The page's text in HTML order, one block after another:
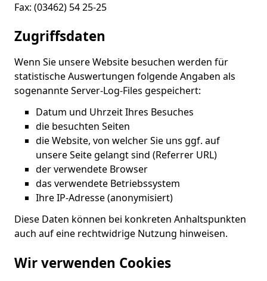
Fax: (03462) 54 25-25
Zugriffsdaten
Wenn Sie unsere Website besuchen werden für
statistische Auswertungen folgende Angaben als
sogenannte Server-Log-Files gespeichert:
Datum und Uhrzeit Ihres Besuches
die besuchten Seiten
die Website, von welcher Sie uns ggf. auf
unsere Seite gelangt sind (Referrer URL)
der verwendete Browser
das verwendete Betriebssystem
Ihre IP-Adresse (anonymisiert)
Diese Daten können bei konkreten Anhaltspunkten
auch auf eine rechtwidrige Nutzung hinweisen.
Wir verwenden Cookies